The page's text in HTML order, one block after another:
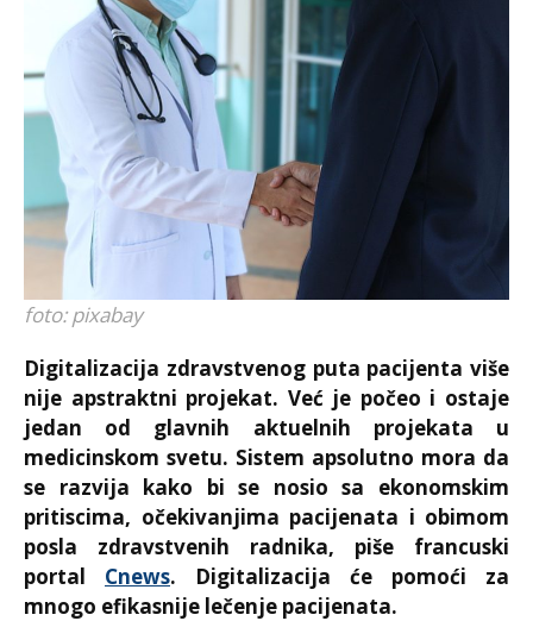
foto: pixabay
Digitalizacija zdravstvenog puta pacijenta više
nije apstraktni projekat. Već je počeo i ostaje
jedan od glavnih aktuelnih projekata u
medicinskom svetu. Sistem apsolutno mora da
se razvija kako bi se nosio sa ekonomskim
pritiscima, očekivanjima pacijenata i obimom
posla zdravstvenih radnika, piše francuski
portal Cnews. Digitalizacija će pomoći za
mnogo efikasnije lečenje pacijenata.